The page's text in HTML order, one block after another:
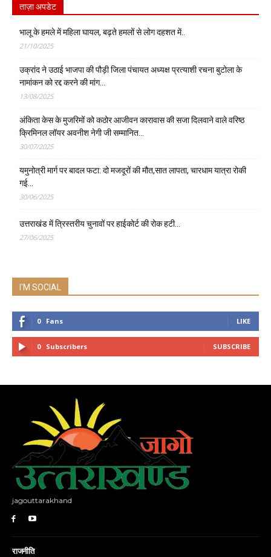
ताज़ा अपडेट
भालू के हमले में महिला घायल, बढ़ते हमलों से लोग दहशत में..
21/10/2025
उक्रांद ने उठाई भाजपा की पौड़ी जिला पंचायत अध्यक्ष प्रत्याशी रचना बुटोला के
नामांकन को रद्द करने की मांग…
13/08/2025
अंकिता केस के मुजरिमों को कठोर आजीवन कारावास की सजा दिलवाने वाले वरिष्ठ
क्रिमिनल लॉयर अवनीश नेगी जी सम्मानित…
30/07/2025
यमुनोत्री मार्ग पर बादल फटा: दो मजदूरों की मौत,सात लापता, चारधाम यात्रा रोकी
गई…
30/06/2025
उत्तराखंड में त्रिस्तरीय चुनावों पर हाईकोर्ट की रोक हटी…
27/06/2025
I'M SOCIAL
0 Fans LIKE
0 Subscribers SUBSCRIBE
jagouttarakhand
राजनीति